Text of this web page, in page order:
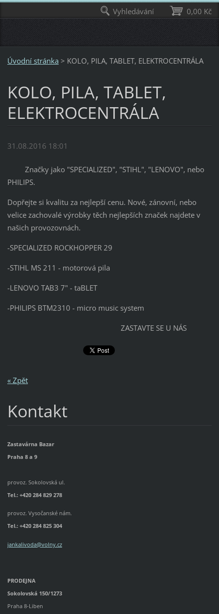
Úvodní stránka > KOLO, PILA, TABLET, ELEKTROCENTRÁLA
KOLO, PILA, TABLET,
ELEKTROCENTRÁLA
31.08.2016 18:01
Značky jako "SPECIALIZED", "STIHL", "LENOVO", nebo
PHILIPS.
Dopřejte si kvalitu za nejlepší cenu. Nové, zánovní, nebo
velice zachovalé výrobky těch nejlepších značek najdete v
našich provozovnách.
-SPECIALIZED ROCKHOPPER 29
-STIHL MS 211 - motorová pila
-LENOVO TAB3 7" - taBLET
-PHILIPS BTM2310 - micro music system
ZASTAVTE SE U NÁS
« Zpět
Kontakt
Zastavárna Bazar
Praha 8 a 9
provoz. Sokolovská ul.
Tel.: +420 284 829 278
provoz. Vysočanské nám.
Tel.: +420 284 825 304
jankalivoda@volny.cz
PRODEJNA
Sokolovská 150/1273
Praha 8-Liben
0,00 Kč
Vyhledávání